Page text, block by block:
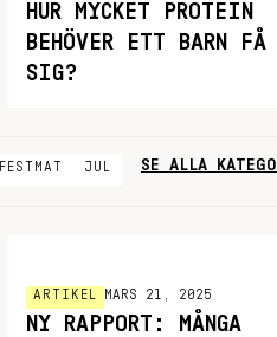
HUR MYCKET PROTEIN
BEHÖVER ETT BARN
SIG?
FESTMAT JUL SE ALLA
ARTIKEL MARS 21, 2025
NY RAPPORT: MÅNGA